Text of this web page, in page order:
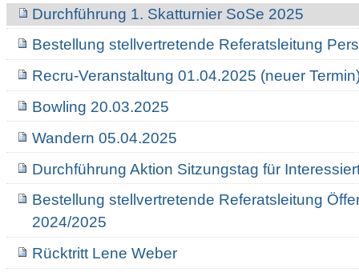
Durchführung 1. Skatturnier SoSe 2025
Bestellung stellvertretende Referatsleitung
Recru-Veranstaltung 01.04.2025 (neuer
Bowling 20.03.2025
Wandern 05.04.2025
Durchführung Aktion Sitzungstag für
Bestellung stellvertretende Referatsleitung
2024/2025
Rücktritt Lene Weber